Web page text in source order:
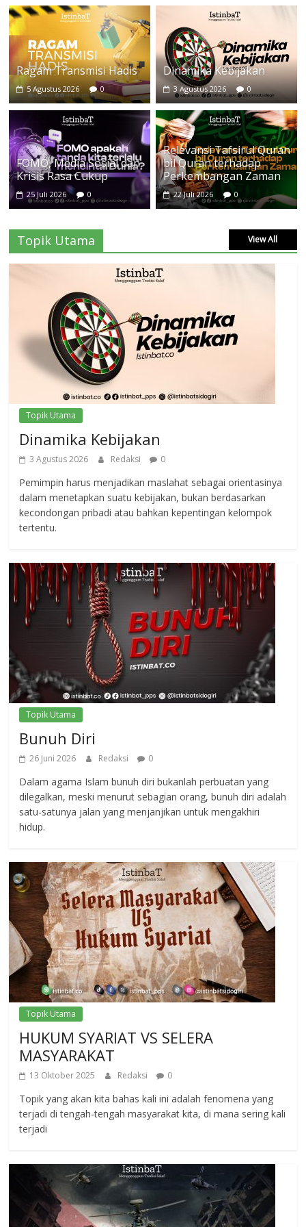
Ragam Transmisi Hadis
5 Agustus 2026 0
Dinamika Kebijakan
3 Agustus 2026 0
FOMO, Media Sosial dan
Krisis Rasa Cukup
25 Juli 2026 0
Relevansi Tafsirul Quran
bil Quran terhadap
Perkembangan Zaman
22 Juli 2026 0
Topik Utama View All
Topik Utama
Dinamika Kebijakan
3 Agustus 2026 Redaksi 0
Pemimpin harus menjadikan maslahat sebagai orientasinya
dalam menetapkan suatu kebijakan, bukan berdasarkan
kecondongan pribadi atau bahkan kepentingan kelompok
tertentu.
Topik Utama
Bunuh Diri
26 Juni 2026 Redaksi 0
Dalam agama Islam bunuh diri bukanlah perbuatan yang
dilegalkan, meski menurut sebagian orang, bunuh diri adalah
satu-satunya jalan yang menjanjikan untuk mengakhiri
hidup.
Topik Utama
HUKUM SYARIAT VS SELERA
MASYARAKAT
13 Oktober 2025 Redaksi 0
Topik yang akan kita bahas kali ini adalah fenomena yang
terjadi di tengah-tengah masyarakat kita, di mana sering kali
terjadi